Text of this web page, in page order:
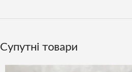
Супутні товари